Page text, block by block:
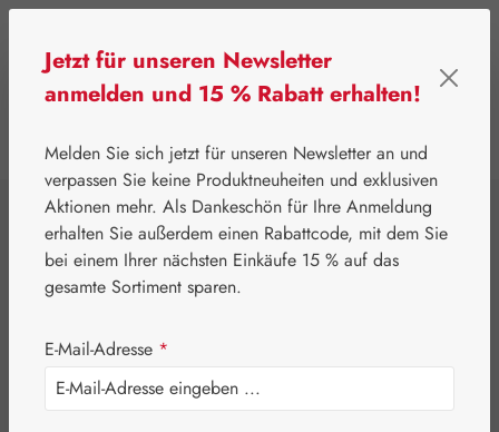
⌂
Pater Severin Naturprodukte
Aromatische Wässer
Kamillenwasser
Jetzt für unseren Newsletter
anmelden und 15 % Rabatt erhalten!
Melden Sie sich jetzt für unseren Newsletter an und
verpassen Sie keine Produktneuheiten und exklusiven
Aktionen mehr. Als Dankeschön für Ihre Anmeldung
erhalten Sie außerdem einen Rabattcode, mit dem Sie
bei einem Ihrer nächsten Einkäufe 15 % auf das
gesamte Sortiment sparen.
E-Mail-Adresse *